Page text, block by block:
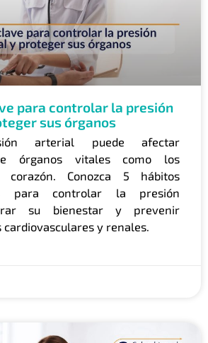
para controlar la presión
sus órganos
arterial puede afectar
órganos vitales como los
Conozca 5 hábitos
para controlar la presión
su bienestar y prevenir
cardiovasculares y renales.